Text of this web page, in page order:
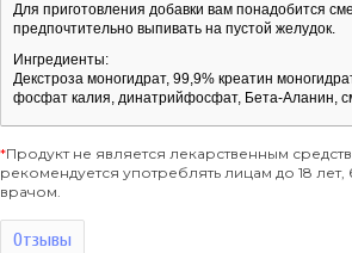
Для приготовления добавки вам понадобится
предпочтительно выпивать на пустой желудок.
Ингредиенты:
Декстроза моногидрат, 99,9% креатин
фосфат калия, динатрийфосфат, Бета-Аланин,
*Продукт не является лекарственным
рекомендуется употреблять лицам до 18
врачом.
Отзывы